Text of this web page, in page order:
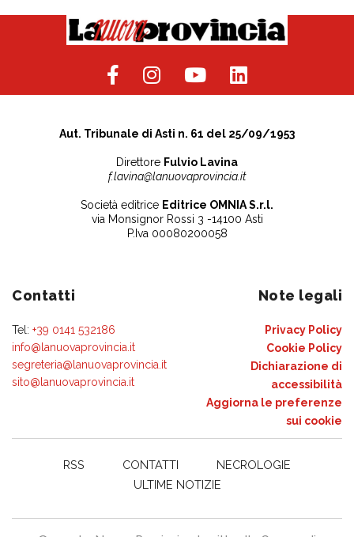
Aut. Tribunale di Asti n. 61 del 25/09/1953
Direttore Fulvio Lavina
f.lavina@lanuovaprovincia.it
Società editrice Editrice OMNIA S.r.l.
via Monsignor Rossi 3 -14100 Asti
P.Iva 00080200058
Contatti
Tel: +39 0141 532186
info@lanuovaprovincia.it
segreteria@lanuovaprovincia.it
sito@lanuovaprovincia.it
Note legali
Privacy Policy
Cookie Policy
Dichiarazione di
accessibilità
Aggiorna le preferenze
sui cookie
RSS CONTATTI
NECROLOGIE
ULTIME NOTIZIE